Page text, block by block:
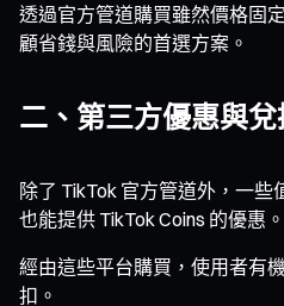
透過官方管道購買雖然價格固
顧省錢與風險的首選方案。
二、第三方優惠與
除了 TikTok 官方管道外，一
也能提供 TikTok Coins 的優惠。
經由這些平台購買，使用者有
扣。